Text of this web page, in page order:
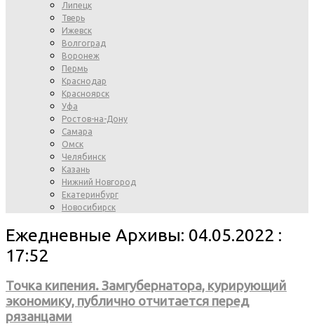
Липецк
Тверь
Ижевск
Волгоград
Воронеж
Пермь
Краснодар
Красноярск
Уфа
Ростов-на-Дону
Самара
Омск
Челябинск
Казань
Нижний Новгород
Екатеринбург
Новосибирск
Ежедневные Архивы: 04.05.2022 :
17:52
Точка кипения. Замгубернатора, курирующий
экономику, публично отчитается перед
рязанцами